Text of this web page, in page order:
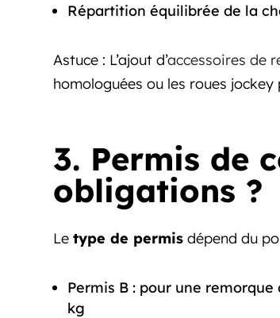
Répartition équilibrée de la
Astuce : L’ajout d’accessoires de
homologuées ou les roues
3. Permis de
obligations ?
Letype de permis dépend du
Permis B : pour une remorque
kg